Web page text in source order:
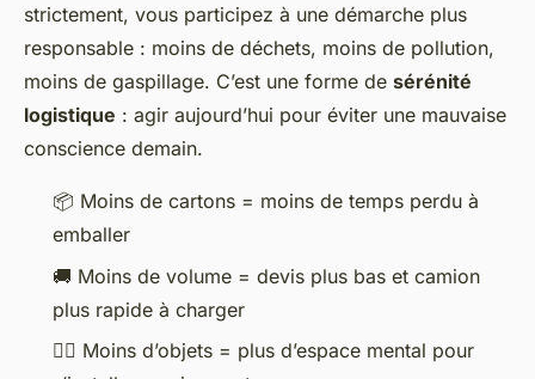
strictement, vous participez à une démarche plus
responsable : moins de déchets, moins de pollution,
moins de gaspillage. C’est une forme de sérénité
logistique : agir aujourd’hui pour éviter une mauvaise
conscience demain.
📦 Moins de cartons = moins de temps perdu à
emballer
🚚 Moins de volume = devis plus bas et camion
plus rapide à charger
🧘‍♀️ Moins d’objets = plus d’espace mental pour